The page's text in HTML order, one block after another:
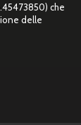
che
delle